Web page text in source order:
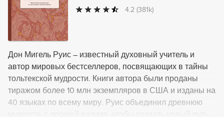
4.2 (381k)
Дон Мигель Руис – известный духовный учитель и
автор мировых бестселлеров, посвящающих в тайны
тольтекской мудрости. Книги автора были проданы
тиражом более 10 млн экземпляров в США и изданы на
40 языках по всему миру. Руис объединил древнюю